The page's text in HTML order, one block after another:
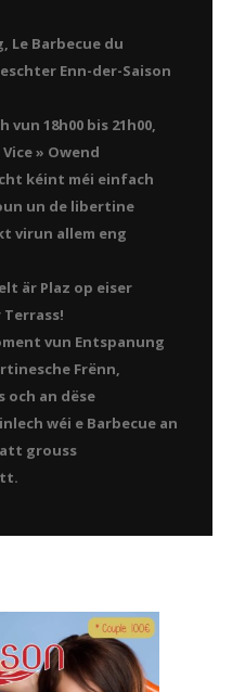
Le Barbecue du
Enn-der-Saison
vun 18h00 bis 21h00,
» Owend
kéint méi einfach
un de libertine
virun allem eng
är Plaz op eiser
vun Entspanung
Frënn,
och an dëse
wéi e Barbecue an
grouss